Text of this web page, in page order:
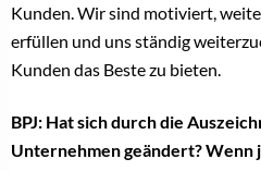
Kunden. Wir sind motiviert,
erfüllen und uns ständig
Kunden das Beste zu bieten.
BPJ: Hat sich durch die
Unternehmen geändert? Wenn